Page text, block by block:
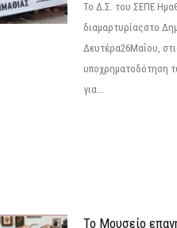
Το Δ.Σ. του ΣΕΠΕ
διαμαρτυρίαςστο
Δευτέρα26Μαΐου,
υποχρηματοδότηση
για...
Το Μουσείο